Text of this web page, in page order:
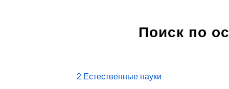
Поиск по
2 Естественные науки